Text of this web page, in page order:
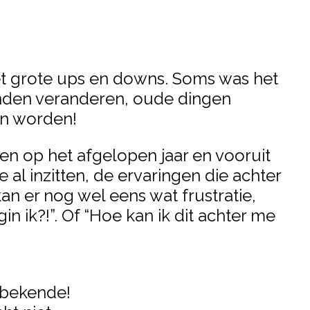
grote ups en downs. Soms was het
veranderen, oude dingen
worden!
op het afgelopen jaar en vooruit
al inzitten, de ervaringen die achter
er nog wel eens wat frustratie,
ik?!”. Of “Hoe kan ik dit achter me